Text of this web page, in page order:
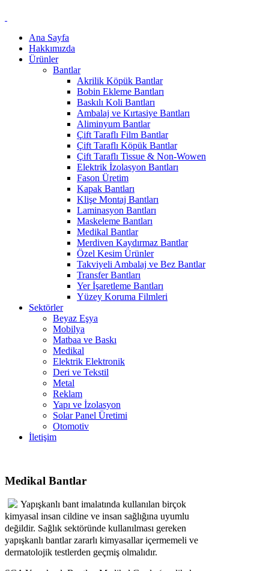
Ana Sayfa
Hakkımızda
Ürünler
Bantlar
Akrilik Köpük Bantlar
Bobin Ekleme Bantları
Baskılı Koli Bantları
Ambalaj ve Kırtasiye Bantları
Aliminyum Bantlar
Çift Taraflı Film Bantlar
Çift Taraflı Köpük Bantlar
Çift Taraflı Tissue & Non-Wowen
Elektrik İzolasyon Bantları
Fason Üretim
Kapak Bantları
Klişe Montaj Bantları
Laminasyon Bantları
Maskeleme Bantları
Medikal Bantlar
Merdiven Kaydırmaz Bantlar
Özel Kesim Ürünler
Takviyeli Ambalaj ve Bez Bantlar
Transfer Bantları
Yer İşaretleme Bantları
Yüzey Koruma Filmleri
Sektörler
Beyaz Eşya
Mobilya
Matbaa ve Baskı
Medikal
Elektrik Elektronik
Deri ve Tekstil
Metal
Reklam
Yapı ve İzolasyon
Solar Panel Üretimi
Otomotiv
İletişim
Medikal Bantlar
Yapışkanlı bant imalatında kullanılan birçok
kimyasal insan cildine ve insan sağlığına uyumlu
değildir. Sağlık sektöründe kullanılması gereken
yapışkanlı bantlar zararlı kimyasallar içermemeli ve
dermatolojik testlerden geçmiş olmalıdır.